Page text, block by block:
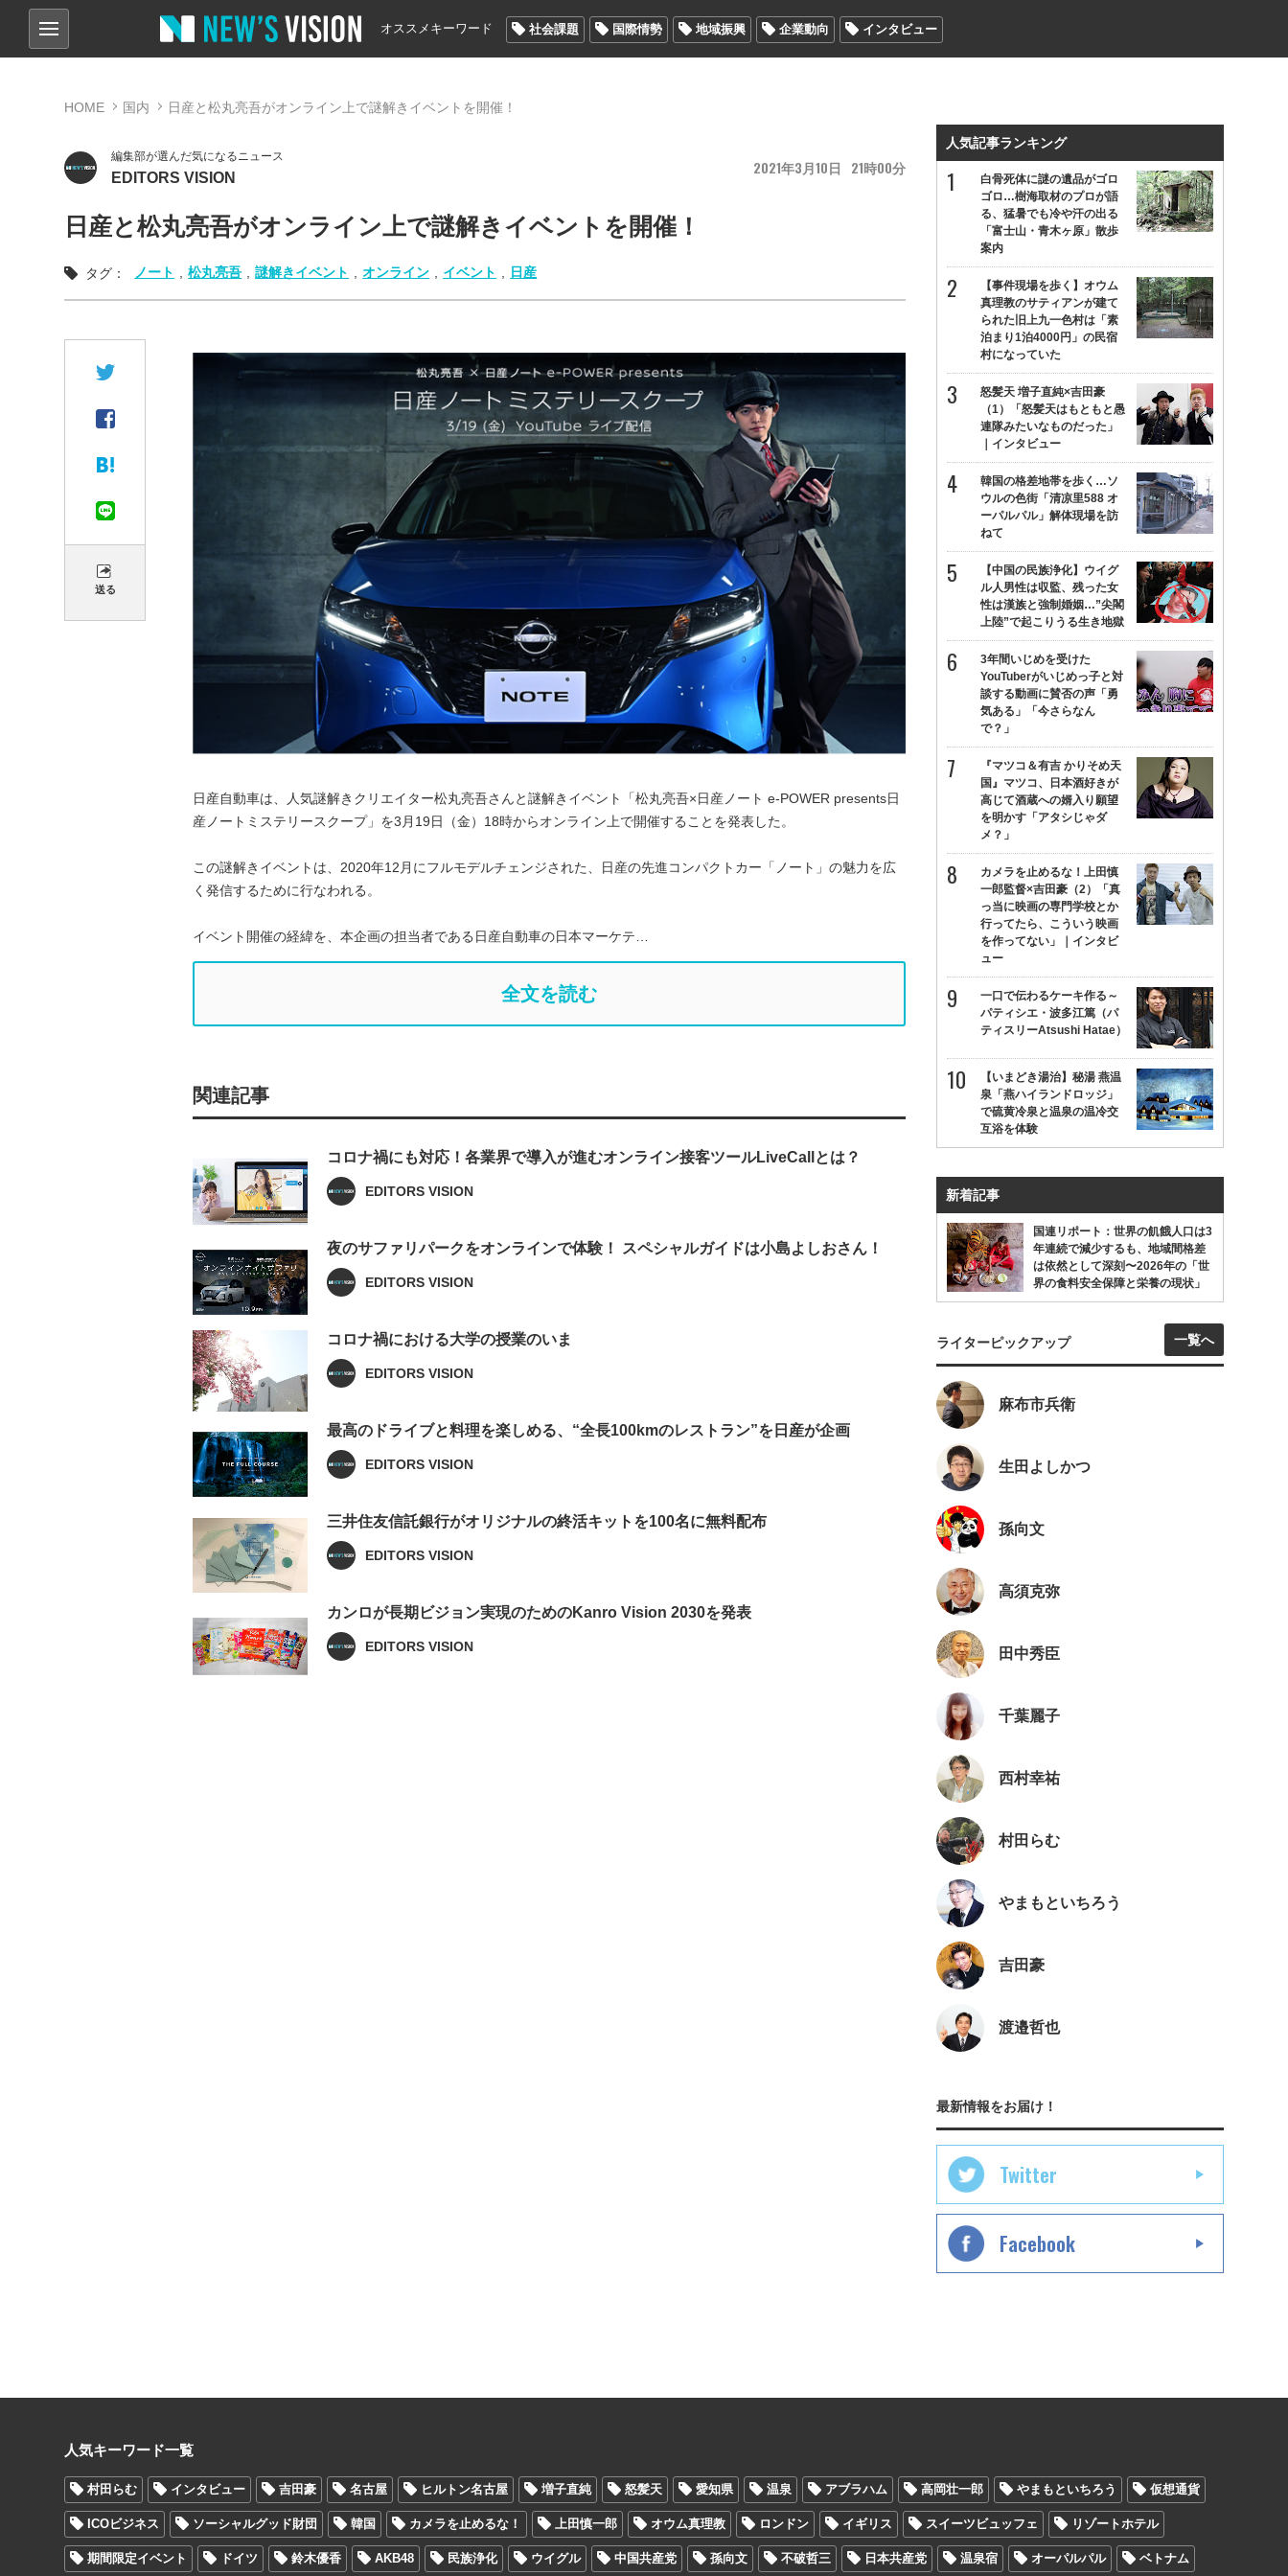
オススメキーワード 社会課題 国際情勢 地域振興 企業動向 インタビュー
HOME 国内 日産と松丸亮吾がオンライン上で謎解きイベントを開催！
編集部が選んだ気になるニュース
EDITORS VISION
2021 3 10 21 00
日産と松丸亮吾がオンライン上で謎解きイベントを開催！
タグ： ノート 松丸亮吾 謎解きイベント オンライン イベント 日産
送る
日産自動車は、人気謎解きクリエイター松丸亮吾さんと謎解きイベント「松丸亮吾×日産ノート e-POWER presents日
産ノートミステリースクープ」を3月19日（金）18時からオンライン上で開催することを発表した。
この謎解きイベントは、2020年12月にフルモデルチェンジされた、日産の先進コンパクトカー「ノート」の魅力を広
く発信するために行なわれる。
イベント開催の経緯を、本企画の担当者である日産自動車の日本マーケテ…
全文を読む
関連記事
コロナ禍にも対応！各業界で導入が進むオンライン接客ツールLiveCallとは？
EDITORS VISION
夜のサファリパークをオンラインで体験！ スペシャルガイドは小島よしおさん！
EDITORS VISION
コロナ禍における大学の授業のいま
EDITORS VISION
最高のドライブと料理を楽しめる、“全長100kmのレストラン”を日産が企画
EDITORS VISION
三井住友信託銀行がオリジナルの終活キットを100名に無料配布
EDITORS VISION
カンロが長期ビジョン実現のためのKanro Vision 2030を発表
EDITORS VISION
人気記事ランキング
白骨死体に謎の遺品がゴロ
ゴロ…樹海取材のプロが語
る、猛暑でも冷や汗の出る
「富士山・青木ヶ原」散歩
案内
【事件現場を歩く】オウム
真理教のサティアンが建て
られた旧上九一色村は「素
泊まり1泊4000円」の民宿
村になっていた
怒髪天 増子直純×吉田豪
（1）「怒髪天はもともと愚
連隊みたいなものだった」
｜インタビュー
韓国の格差地帯を歩く…ソ
ウルの色街「清凉里588 オ
ーパルパル」解体現場を訪
ねて
【中国の民族浄化】ウイグ
ル人男性は収監、残った女
性は漢族と強制婚姻…”尖閣
上陸”で起こりうる生き地獄
3年間いじめを受けた
YouTuberがいじめっ子と対
談する動画に賛否の声「勇
気ある」「今さらなん
で？」
『マツコ＆有吉 かりそめ天
国』マツコ、日本酒好きが
高じて酒蔵への婿入り願望
を明かす「アタシじゃダ
メ？」
カメラを止めるな！上田慎
一郎監督×吉田豪（2）「真
っ当に映画の専門学校とか
行ってたら、こういう映画
を作ってない」｜インタビ
ュー
一口で伝わるケーキ作る～
パティシエ・波多江篤（パ
ティスリーAtsushi Hatae）
【いまどき湯治】秘湯 燕温
泉「燕ハイランドロッジ」
で硫黄冷泉と温泉の温冷交
互浴を体験
新着記事
国連リポート：世界の飢餓人口は3
年連続で減少するも、地域間格差
は依然として深刻〜2026年の「世
界の食料安全保障と栄養の現状」
ライターピックアップ 一覧へ
麻布市兵衛
生田よしかつ
孫向文
高須克弥
田中秀臣
千葉麗子
西村幸祐
村田らむ
やまもといちろう
吉田豪
渡邉哲也
最新情報をお届け！
Twitter
Facebook
人気キーワード一覧
村田らむ インタビュー 吉田豪 名古屋 ヒルトン名古屋 増子直純 怒髪天 愛知県 温泉 アブラハム 高岡壮一郎 やまもといちろう 仮想通貨
ICOビジネス ソーシャルグッド財団 韓国 カメラを止めるな！ 上田慎一郎 オウム真理教 ロンドン イギリス スイーツビュッフェ リゾートホテル
期間限定イベント ドイツ 鈴木優香 AKB48 民族浄化 ウイグル 中国共産党 孫向文 不破哲三 日本共産党 温泉宿 オーパルパル ベトナム